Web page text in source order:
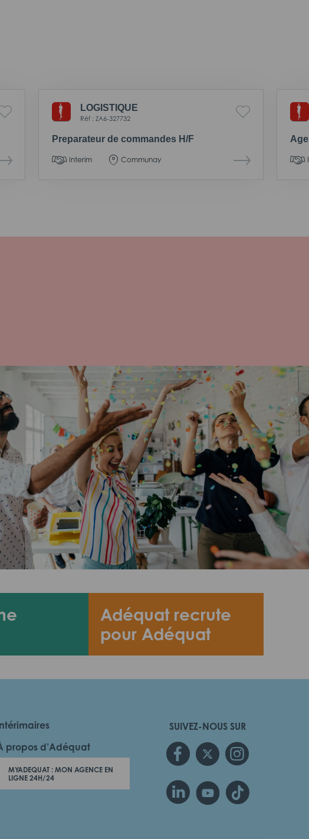
LOGISTIQUE
Réf : ZA6-327732
Preparateur de commandes H/F
Interim Communay
Adéquat recrute
pour Adéquat
SUIVEZ-NOUS SUR
propos d’Adéquat
MYADEQUAT : MON AGENCE EN
LIGNE 24H/24